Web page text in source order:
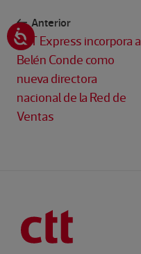
Anterior
CTT Express incorpora a
Belén Conde como
nueva directora
nacional de la Red de
Ventas